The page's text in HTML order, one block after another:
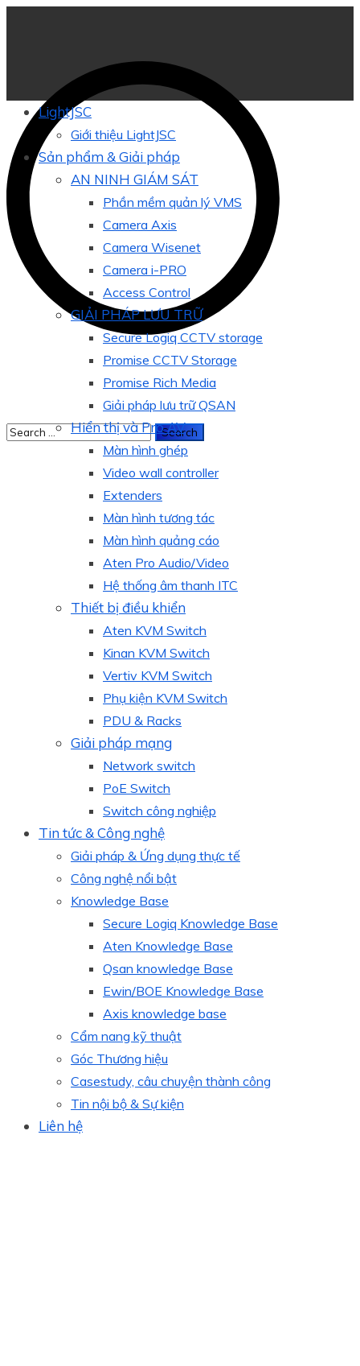
LightJSC
Giới thiệu LightJSC
Sản phẩm & Giải pháp
AN NINH GIÁM SÁT
Phần mềm quản lý VMS
Camera Axis
Camera Wisenet
Camera i-PRO
Access Control
GIẢI PHÁP LƯU TRỮ
Secure Logiq CCTV storage
Promise CCTV Storage
Promise Rich Media
Giải pháp lưu trữ QSAN
Hiển thị và Pro AV
Màn hình ghép
Video wall controller
Extenders
Màn hình tương tác
Màn hình quảng cáo
Aten Pro Audio/Video
Hệ thống âm thanh ITC
Thiết bị điều khiển
Aten KVM Switch
Kinan KVM Switch
Vertiv KVM Switch
Phụ kiện KVM Switch
PDU & Racks
Giải pháp mạng
Network switch
PoE Switch
Switch công nghiệp
Tin tức & Công nghệ
Giải pháp & Ứng dụng thực tế
Công nghệ nổi bật
Knowledge Base
Secure Logiq Knowledge Base
Aten Knowledge Base
Qsan knowledge Base
Ewin/BOE Knowledge Base
Axis knowledge base
Cẩm nang kỹ thuật
Góc Thương hiệu
Casestudy, câu chuyện thành công
Tin nội bộ & Sự kiện
Liên hệ